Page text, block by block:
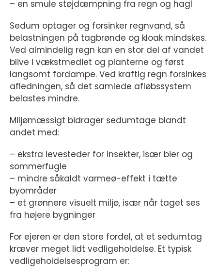
– en smule støjdæmpning fra regn og hagl
Sedum optager og forsinker regnvand, så
belastningen på tagbrønde og kloak mindskes.
Ved almindelig regn kan en stor del af vandet
blive i vækstmediet og planterne og først
langsomt fordampe. Ved kraftig regn forsinkes
afledningen, så det samlede afløbssystem
belastes mindre.
Miljømæssigt bidrager sedumtage blandt
andet med:
– ekstra levesteder for insekter, især bier og
sommerfugle
– mindre såkaldt varmeø-effekt i tætte
byområder
– et grønnere visuelt miljø, især når taget ses
fra højere bygninger
For ejeren er den store fordel, at et sedumtag
kræver meget lidt vedligeholdelse. Et typisk
vedligeholdelsesprogram er: